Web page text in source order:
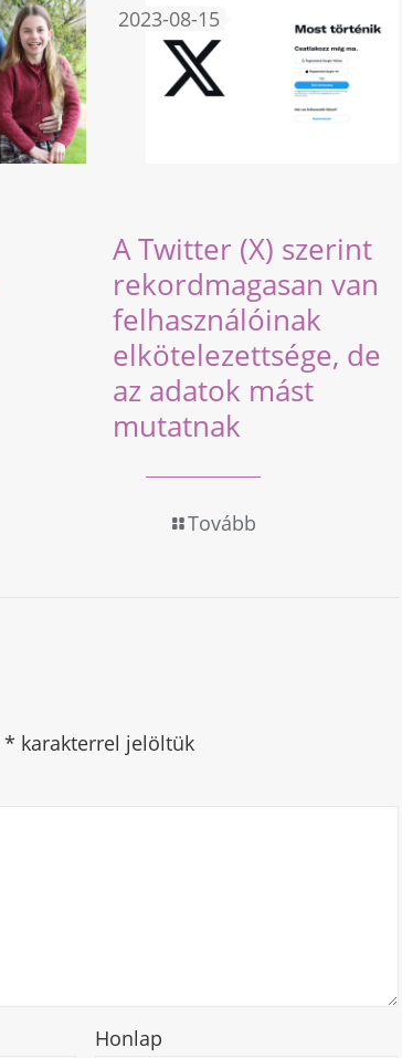
2023-08-15
A Twitter (X) szerint
rekordmagasan van
felhasználóinak
elkötelezettsége, de
az adatok mást
mutatnak
Tovább
* karakterrel jelöltük
Honlap